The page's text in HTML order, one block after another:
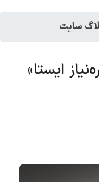
سایت
ایستا»